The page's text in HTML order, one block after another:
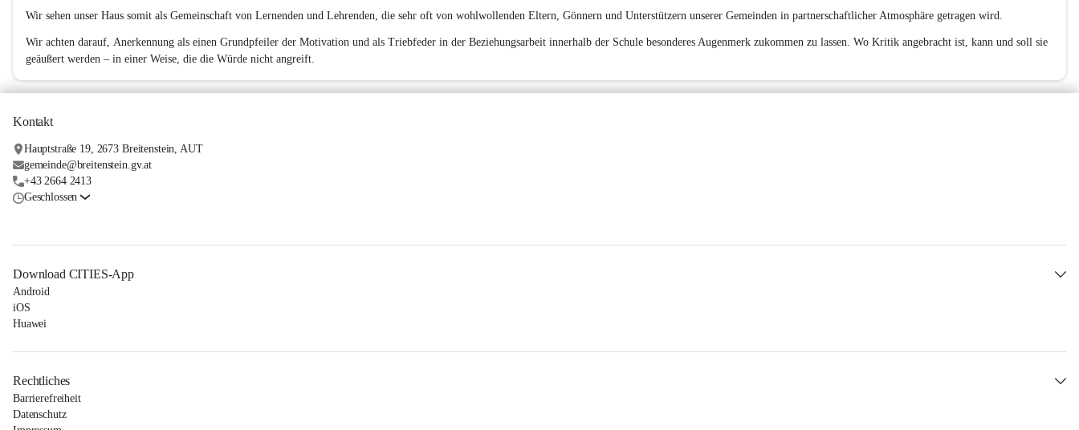
Wir sehen unser Haus somit als Gemeinschaft von Lernenden und Lehrenden, die sehr oft von wohlwollenden Eltern, Gönnern und Unterstützern unserer Gemeinden in partnerschaftlicher Atmosphäre getragen wird.
Wir achten darauf, Anerkennung als einen Grundpfeiler der Motivation und als Triebfeder in der Beziehungsarbeit innerhalb der Schule besonderes Augenmerk zukommen zu lassen. Wo Kritik angebracht ist, kann und soll sie
geäußert werden – in einer Weise, die die Würde nicht angreift.
Kontakt
Hauptstraße 19, 2673 Breitenstein, AUT
gemeinde@breitenstein.gv.at
+43 2664 2413
Geschlossen
Download CITIES-App
Android
iOS
Huawei
Rechtliches
Barrierefreiheit
Datenschutz